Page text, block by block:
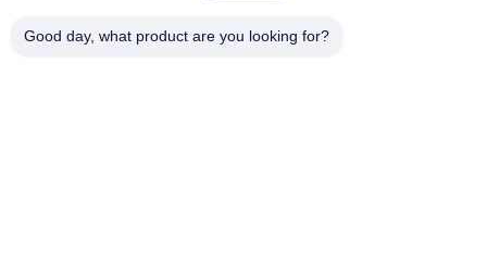
Bedrijfsadres
Good day, what product are you looking for?